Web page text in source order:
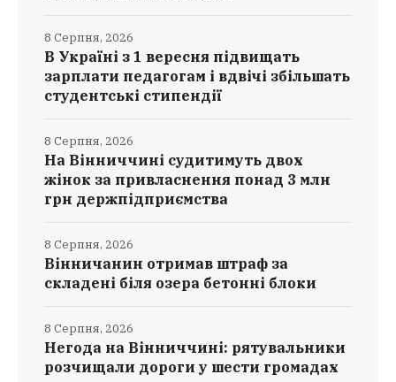
В Україні з 1 вересня підвищать
зарплати педагогам і вдвічі збільшать
студентські стипендії
8 Серпня, 2026
На Вінниччині судитимуть двох
жінок за привласнення понад 3 млн
грн держпідприємства
8 Серпня, 2026
Вінничанин отримав штраф за
складені біля озера бетонні блоки
8 Серпня, 2026
Негода на Вінниччині: рятувальники
розчищали дороги у шести громадах
8 Серпня, 2026